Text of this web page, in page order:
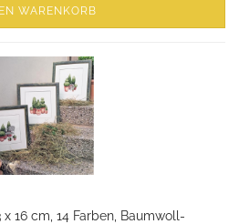
WARENKORB
x 16 cm, 14 Farben, Baumwoll-